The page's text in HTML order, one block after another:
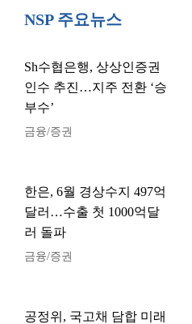
NSP 주요뉴스
Sh수협은행, 상상인증권
인수 추진…지주 전환 ‘승
부수’
금융/증권
한은, 6월 경상수지 497억
달러…수출 첫 1000억달
러 돌파
금융/증권
공정위, 국고채 담합 미래